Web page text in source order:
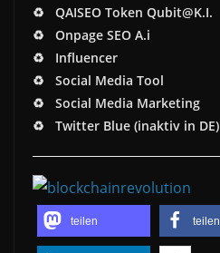
♻️ QAISEO Token Qubit@K.I.
♻️ Onpage SEO A.i
♻️ Influencer
♻️ Social Media Tool
♻️ Social Media Marketing
♻️ Twitter Blue (inaktiv in DE)
teilen teilen